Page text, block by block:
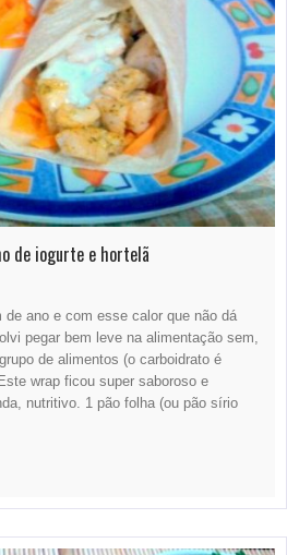
de iogurte e hortelã
ano e com esse calor que não dá
pegar bem leve na alimentação sem,
de alimentos (o carboidrato é
wrap ficou super saboroso e
nutritivo. 1 pão folha (ou pão sírio